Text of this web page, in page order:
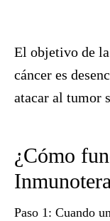
El objetivo de
cáncer es
atacar al tumor
¿Cómo
Paso 1: Cuando